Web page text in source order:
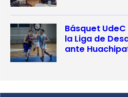
Básquet
la Liga de
ante